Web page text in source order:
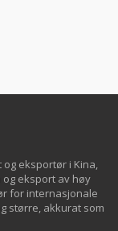
eksportør i Kina,
eksport av høy
for internasjonale
større, akkurat som